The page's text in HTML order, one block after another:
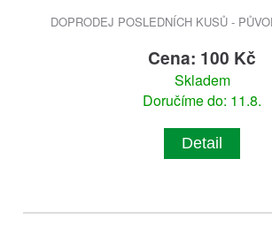
DOPRODEJ POSLEDNÍCH KUSŮ -
Cena: 100 Kč
Skladem
Doručíme do: 11.8.
Detail